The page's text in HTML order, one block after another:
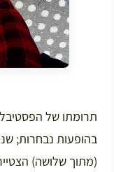
תרומתו של
בהופעות נבחרות;
(מתוך שלושה)